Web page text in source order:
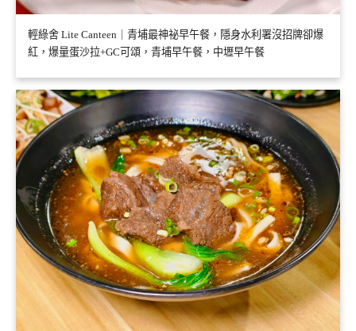
輕綠舍 Lite Canteen｜青埔最神祕早午餐，隱身水利署沒招牌卻爆
紅，爆量蛋沙拉+GC可頌，青埔早午餐，中壢早午餐